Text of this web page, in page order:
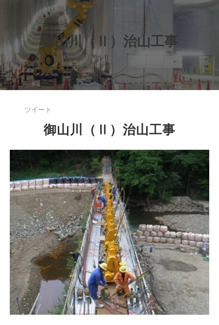
御山川（Ⅱ）治山工事
ツイート
御山川（Ⅱ）治山工事